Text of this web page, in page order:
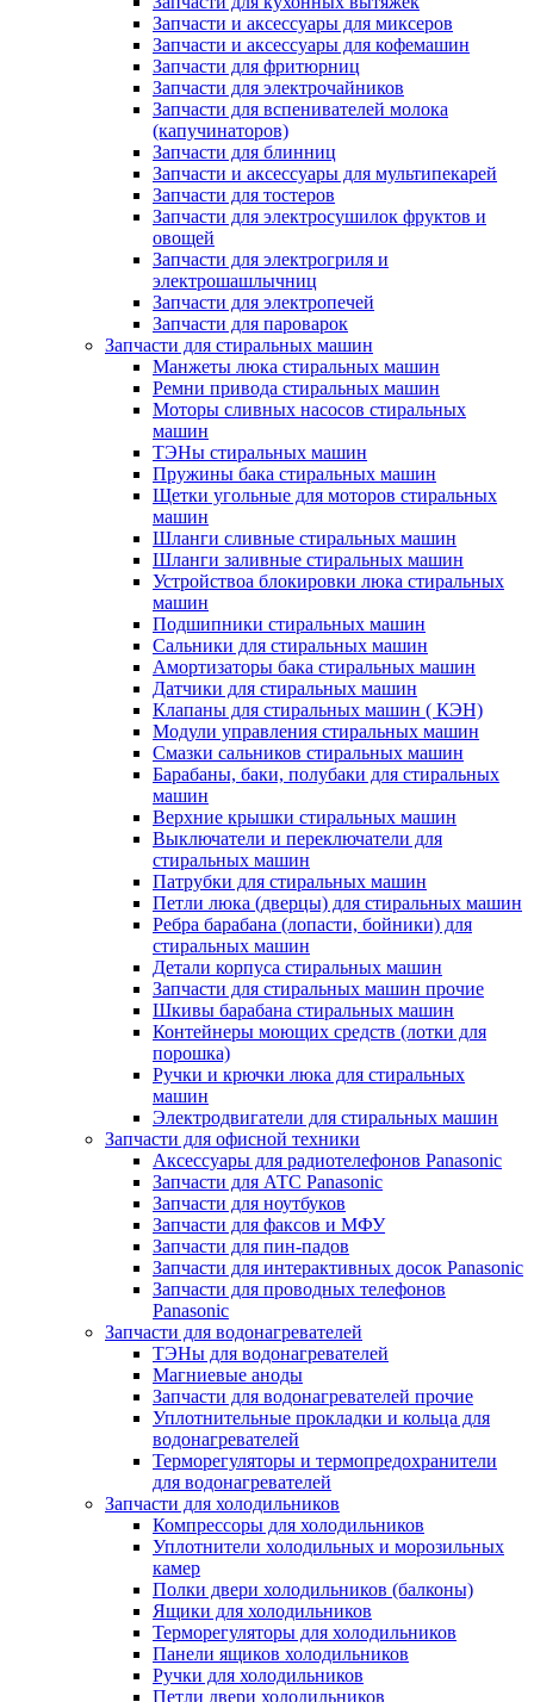
Запчасти и аксессуары для миксеров
Запчасти и аксессуары для кофемашин
Запчасти для фритюрниц
Запчасти для электрочайников
Запчасти для вспенивателей молока
(капучинаторов)
Запчасти для блинниц
Запчасти и аксессуары для мультипекарей
Запчасти для тостеров
Запчасти для электросушилок фруктов и
овощей
Запчасти для электрогриля и
электрошашлычниц
Запчасти для электропечей
Запчасти для пароварок
Запчасти для стиральных машин
Манжеты люка стиральных машин
Ремни привода стиральных машин
Моторы сливных насосов стиральных
машин
ТЭНы стиральных машин
Пружины бака стиральных машин
Щетки угольные для моторов стиральных
машин
Шланги сливные стиральных машин
Шланги заливные стиральных машин
Устройствоа блокировки люка стиральных
машин
Подшипники стиральных машин
Сальники для стиральных машин
Амортизаторы бака стиральных машин
Датчики для стиральных машин
Клапаны для стиральных машин ( КЭН)
Модули управления стиральных машин
Смазки сальников стиральных машин
Барабаны, баки, полубаки для стиральных
машин
Верхние крышки стиральных машин
Выключатели и переключатели для
стиральных машин
Патрубки для стиральных машин
Петли люка (дверцы) для стиральных машин
Ребра барабана (лопасти, бойники) для
стиральных машин
Детали корпуса стиральных машин
Запчасти для стиральных машин прочие
Шкивы барабана стиральных машин
Контейнеры моющих средств (лотки для
порошка)
Ручки и крючки люка для стиральных
машин
Электродвигатели для стиральных машин
Запчасти для офисной техники
Аксессуары для радиотелефонов Panasonic
Запчасти для АТС Panasonic
Запчасти для ноутбуков
Запчасти для факсов и МФУ
Запчасти для пин-падов
Запчасти для интерактивных досок Panasonic
Запчасти для проводных телефонов
Panasonic
Запчасти для водонагревателей
ТЭНы для водонагревателей
Магниевые аноды
Запчасти для водонагревателей прочие
Уплотнительные прокладки и кольца для
водонагревателей
Терморегуляторы и термопредохранители
для водонагревателей
Запчасти для холодильников
Компрессоры для холодильников
Уплотнители холодильных и морозильных
камер
Полки двери холодильников (балконы)
Ящики для холодильников
Терморегуляторы для холодильников
Панели ящиков холодильников
Ручки для холодильников
Петли двери холодильников